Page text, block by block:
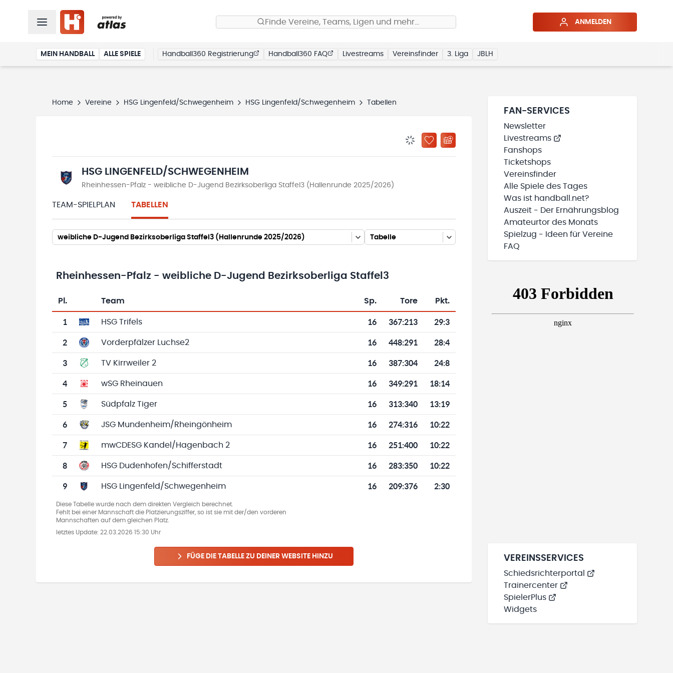
Finde Vereine, Teams, Ligen und mehr… ANMELDEN
MEIN HANDBALL ALLE SPIELE Handball360 Registrierung Handball360 FAQ Livestreams Vereinsfinder 3. Liga JBLH
Home Vereine HSG Lingenfeld/Schwegenheim HSG Lingenfeld/Schwegenheim Tabellen
BENACHRICHTIGUNGSSTATUS WIRD GELADEN
ZU „MEINE TEAMS“ HINZUFÜGEN
HSG LINGENFELD/SCHWEGENHEIM
Rheinhessen-Pfalz - weibliche D-Jugend Bezirksoberliga Staffel3 (Hallenrunde 2025/2026)
TEAM-SPIELPLAN TABELLEN
weibliche D-Jugend Bezirksoberliga Staffel3 (Hallenrunde 2025/2026) Tabelle
Rheinhessen-Pfalz - weibliche D-Jugend Bezirksoberliga Staffel3
Tabelle mit Vereinsplatzierungen, Spielen, Toren und Punkten
Pl. Team Sp. Tore Pkt.
1 HSG Trifels 16 367:213 29:3
2 Vorderpfälzer Luchse2 16 448:291 28:4
3 TV Kirrweiler 2 16 387:304 24:8
4 wSG Rheinauen 16 349:291 18:14
5 Südpfalz Tiger 16 313:340 13:19
6 JSG Mundenheim/Rheingönheim 16 274:316 10:22
7 mwCDESG Kandel/Hagenbach 2 16 251:400 10:22
8 HSG Dudenhofen/Schifferstadt 16 283:350 10:22
9 HSG Lingenfeld/Schwegenheim 16 209:376 2:30
Diese Tabelle wurde nach dem direkten Vergleich berechnet.
Fehlt bei einer Mannschaft die Platzierungsziffer, so ist sie mit der/den vorderen
Mannschaften auf dem gleichen Platz.
letztes Update: 22.03.2026 15:30 Uhr
FÜGE DIE TABELLE ZU DEINER WEBSITE HINZU
FAN-SERVICES
Newsletter
Livestreams
Fanshops
Ticketshops
Vereinsfinder
Alle Spiele des Tages
Was ist handball.net?
Auszeit - Der Ernährungsblog
Amateurtor des Monats
Spielzug - Ideen für Vereine
FAQ
VEREINSSERVICES
Schiedsrichterportal
Trainercenter
SpielerPlus
Widgets